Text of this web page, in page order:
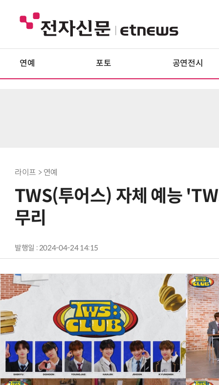
연예 포토 공연전시
라이프 > 연예
TWS(투어스) 자체 예능
무리
발행일 : 2024-04-24 14:15
AI × Design : UX 디자이너의 5가지 생존 전략과 실전 대응